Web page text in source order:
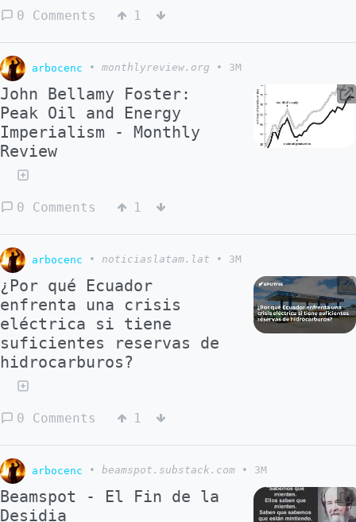
0 Comments 1
arbocenc • monthlyreview.org • 3M
John Bellamy Foster:
Peak Oil and Energy
Imperialism - Monthly
Review
0 Comments 1
arbocenc • noticiaslatam.lat • 3M
¿Por qué Ecuador
enfrenta una crisis
eléctrica si tiene
suficientes reservas de
hidrocarburos?
0 Comments 1
arbocenc • beamspot.substack.com • 3M
Beamspot - El Fin de la
Desidia